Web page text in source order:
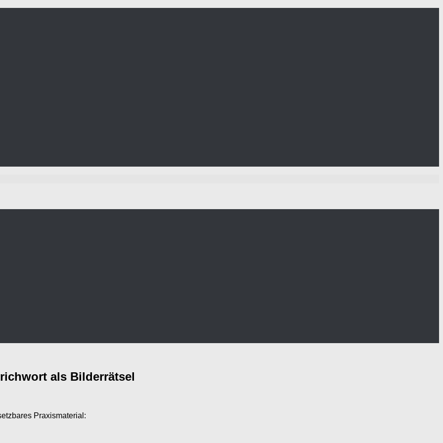
als Bilderrätsel
Praxismaterial: